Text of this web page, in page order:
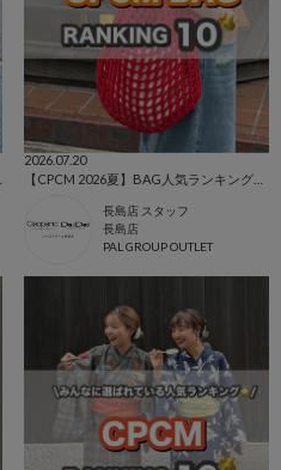
2026.07.20
【CPCM 2026夏】BAG人気ランキングTOP10🌼
長島店 スタッフ
長島店
PAL GROUP OUTLET